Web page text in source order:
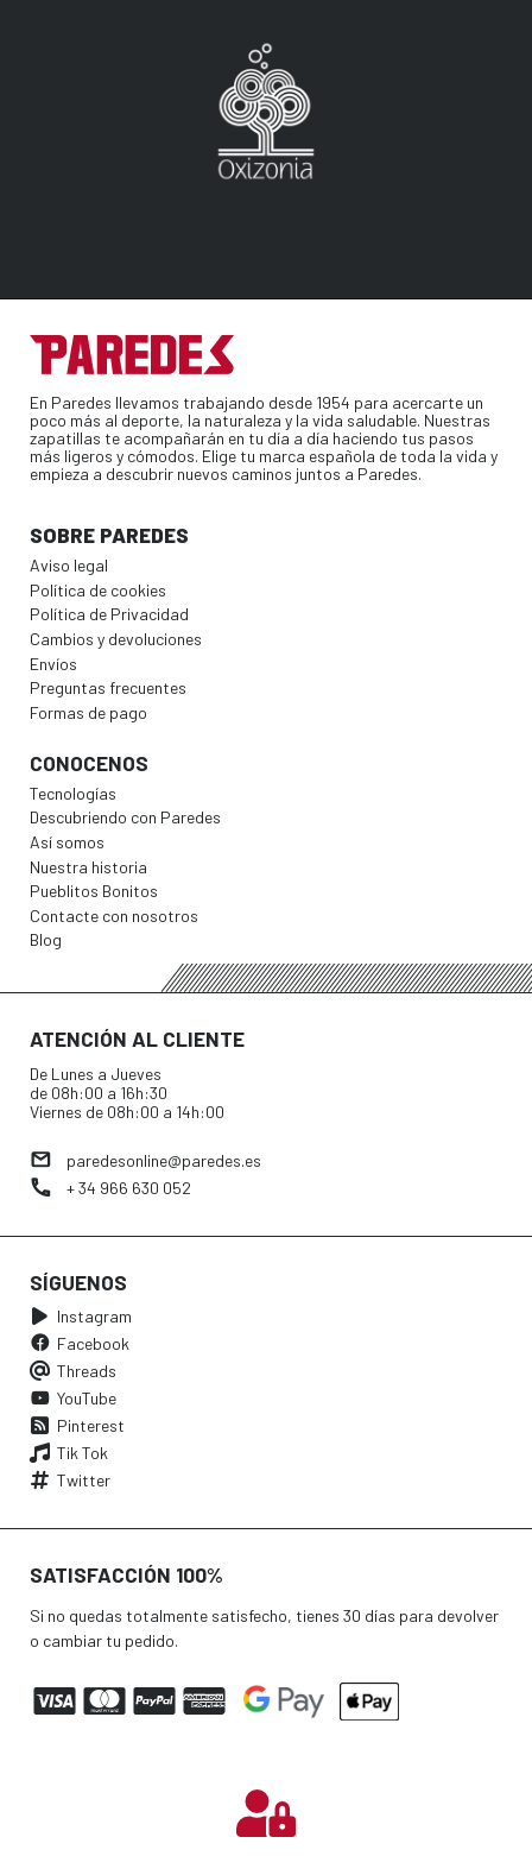
En Paredes llevamos trabajando desde 1954 para acercarte un
poco más al deporte, la naturaleza y la vida saludable. Nuestras
zapatillas te acompañarán en tu día a día haciendo tus pasos
más ligeros y cómodos. Elige tu marca española de toda la vida y
empieza a descubrir nuevos caminos juntos a Paredes.
SOBRE PAREDES
Aviso legal
Política de cookies
Política de Privacidad
Cambios y devoluciones
Envíos
Preguntas frecuentes
Formas de pago
CONOCENOS
Tecnologías
Descubriendo con Paredes
Así somos
Nuestra historia
Pueblitos Bonitos
Contacte con nosotros
Blog
ATENCIÓN AL CLIENTE
De Lunes a Jueves
de 08h:00 a 16h:30
Viernes de 08h:00 a 14h:00
paredesonline@paredes.es
+ 34 966 630 052
SÍGUENOS
Instagram
Facebook
Threads
YouTube
Pinterest
Tik Tok
Twitter
SATISFACCIÓN 100%
Si no quedas totalmente satisfecho, tienes 30 días para devolver
o cambiar tu pedido.